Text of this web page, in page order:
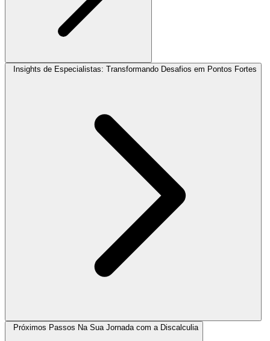
Insights de Especialistas: Transformando Desafios em Pontos Fortes
Próximos Passos Na Sua Jornada com a Discalculia